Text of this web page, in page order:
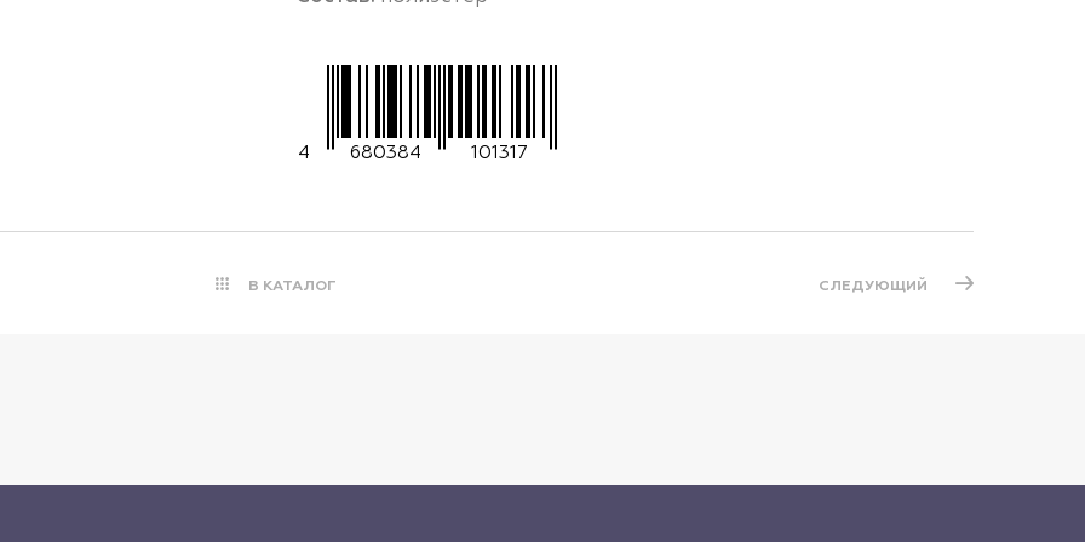
4 680384 101317
В КАТАЛОГ СЛЕДУЮЩИЙ